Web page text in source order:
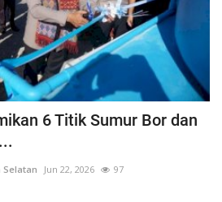
6 Titik Sumur Bor dan
Jun 22, 2026 97